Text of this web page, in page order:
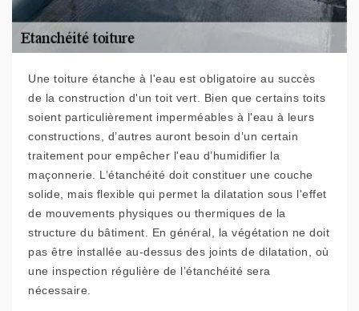
Une toiture étanche à l'eau est obligatoire au succès
de la construction d'un toit vert. Bien que certains toits
soient particulièrement imperméables à l'eau à leurs
constructions, d’autres auront besoin d’un certain
traitement pour empêcher l'eau d’humidifier la
maçonnerie. L’étanchéité doit constituer une couche
solide, mais flexible qui permet la dilatation sous l'effet
de mouvements physiques ou thermiques de la
structure du bâtiment. En général, la végétation ne doit
pas être installée au-dessus des joints de dilatation, où
une inspection régulière de l’étanchéité sera
nécessaire.